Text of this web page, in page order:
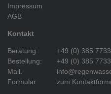
Impressum
AGB
Kontakt
Beratung:
+49 (0) 385
Bestellung:
+49 (0) 385
Mail.
Formular
zum